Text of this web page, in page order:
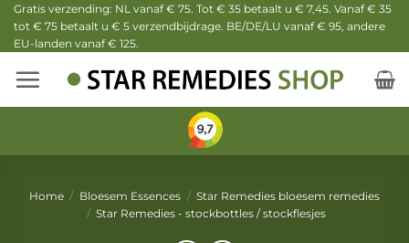
Ga
naar
inhoud
Gratis verzending: NL vanaf € 75. Tot € 35 betaalt u € 7,45. Vanaf € 35
tot € 75 betaalt u € 5 verzendbijdrage. BE/DE/LU vanaf € 95, andere
EU-landen vanaf € 125.
Home / Bloesem Essences / Star Remedies bloesem remedies
/ Star Remedies - stockbottles / stockflesjes